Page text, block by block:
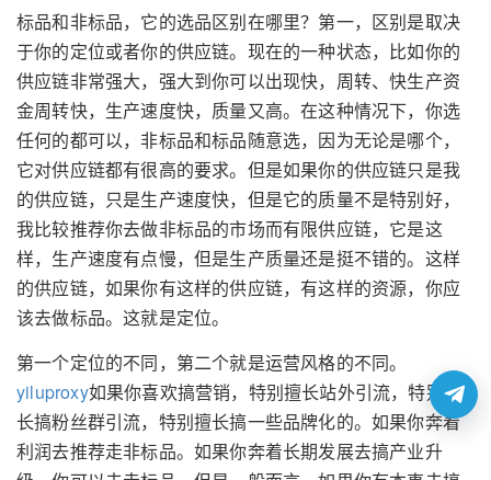
标品和非标品，它的选品区别在哪里？第一，区别是取决
于你的定位或者你的供应链。现在的一种状态，比如你的
供应链非常强大，强大到你可以出现快，周转、快生产资
金周转快，生产速度快，质量又高。在这种情况下，你选
任何的都可以，非标品和标品随意选，因为无论是哪个，
它对供应链都有很高的要求。但是如果你的供应链只是我
的供应链，只是生产速度快，但是它的质量不是特别好，
我比较推荐你去做非标品的市场而有限供应链，它是这
样，生产速度有点慢，但是生产质量还是挺不错的。这样
的供应链，如果你有这样的供应链，有这样的资源，你应
该去做标品。这就是定位。
第一个定位的不同，第二个就是运营风格的不同。
yiluproxy如果你喜欢搞营销，特别擅长站外引流，特别擅
长搞粉丝群引流，特别擅长搞一些品牌化的。如果你奔着
利润去推荐走非标品。如果你奔着长期发展去搞产业升